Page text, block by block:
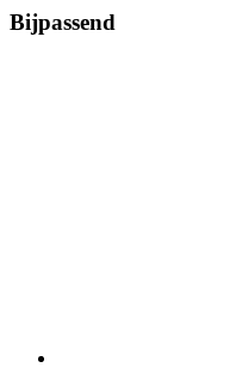
Bijpassend